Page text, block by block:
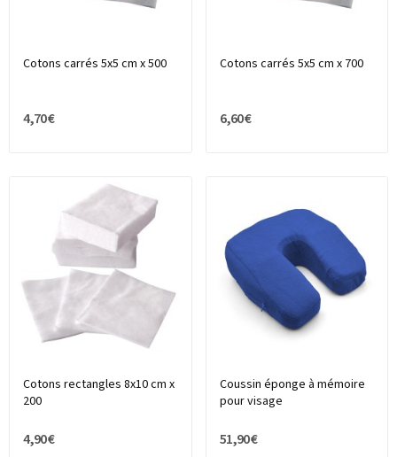
Cotons carrés 5x5 cm x 500
4,70 €
Cotons carrés 5x5 cm x 700
6,60 €
Cotons rectangles 8x10 cm x
200
4,90 €
Coussin éponge à mémoire
pour visage
51,90 €